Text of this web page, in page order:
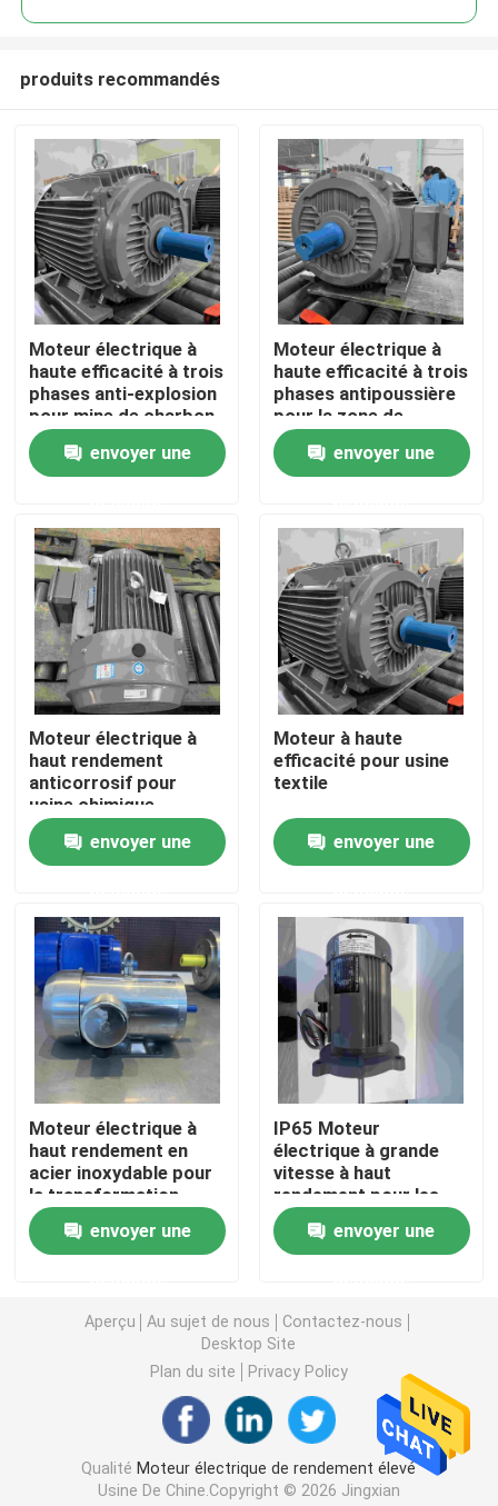
Maison
Produits
Au sujet de nous
Visite d'usine
Contrôle de qualité
Contactez-nous
Demandez une citation
Moteur électrique de rendement élevé
Moteurs électriques monophasé
Moteurs électriques triphasés
Moteurs électriques de basse tension
Moteur à induction moyen de tension
Moteurs électriques anti-déflagrants
Moteurs électriques de C.C
Moteur électrique de vitesse variable
produits recommandés
Moteur électrique à
haute efficacité à trois
phases anti-explosion
pour mine de charbon
envoyer une
Moteur électrique à
haute efficacité à trois
phases antipoussière
pour la zone de
poussière avec GOST
envoyer une
Moteur électrique à
haut rendement
anticorrosif pour
usine chimique
envoyer une
Moteur à haute
efficacité pour usine
textile
envoyer une
Moteur électrique à
haut rendement en
acier inoxydable pour
la transformation
alimentaire avec GOST
envoyer une
IP65 Moteur
électrique à grande
vitesse à haut
rendement pour les
machines de conduite
envoyer une
Aperçu Au sujet de nous
Contactez-nous
Desktop Site
Plan du site
Privacy Policy
Qualité Moteur électrique de rendement élevé
Usine De Chine.Copyright © 2026 Jingxian